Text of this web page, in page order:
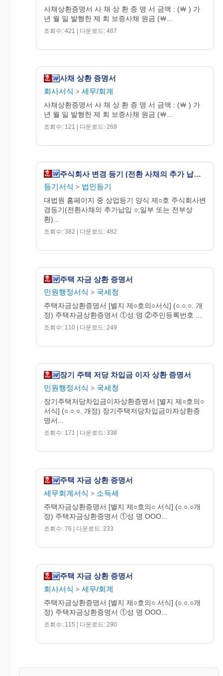
사채상환증명서 사 채 상 환 증 명 서 금액 : (￦ ) 가
년 월 일 발행한 제 회 보증사채 원금 (￦...
조회수: 421 | 다운로드: 487
사채 상환 증명서
회사서식 > 세무/회계
사채상환증명서 사 채 상 환 증 명 서 금액 : (￦ ) 가
년 월 일 발행한 제 회 보증사채 원금 (￦...
조회수: 121 | 다운로드: 269
주식회사 변경 등기 (전환 사채의 추가 납입·일부 또는 전부 상환)
등기서식 > 법인등기
대법원 홈페이지 중 상업등기 양식 제○호 주식회사변
경등기(전환사채의 추가납입 ○;일부 또는 전부상
환)...
조회수: 382 | 다운로드: 482
주택 자금 상환 증명서
민원행정서식 > 국세청
주택자금상환증명서 [별지 제○호의○서식] (○.○.○. 개
정) 주택자금상환증명서 ①성 명 ②주민등록번호 ...
조회수: 110 | 다운로드: 249
장기 주택 저당 차입금 이자 상환 증명서
민원행정서식 > 국세청
장기주택저당차입금이자상환증명서 [별지 제○호의○
서식] (○.○.○. 개정) 장기주택저당차입금이자상환증
명서...
조회수: 171 | 다운로드: 338
주택 자금 상환 증명서
세무회계서식 > 소득세
주택자금상환증명서 [별지 제○호의○ 서식] (○.○.○개
정) 주택자금상환증명서 ①성 명 OOO...
조회수: 76 | 다운로드: 233
주택 자금 상환 증명서
회사서식 > 세무/회계
주택자금상환증명서 [별지 제○호의○ 서식] (○.○.○개
정) 주택자금상환증명서 ①성 명 OOO...
조회수: 115 | 다운로드: 290